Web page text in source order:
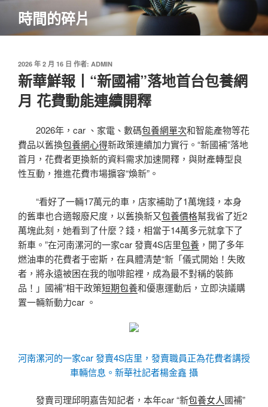
主
時間的碎片
發
佈
於
2026 年 2 月 16 日 作者: ADMIN
新華鮮報丨“新國補”落地首台包養網
月 花費動能連續開釋
2026年，car 、家電、數碼包養網單次和智能產物等花
費品以舊換包養網心得新政策連續加力實行。“新國補”落地
首月，花費者更換新的資料需求加速開釋，與財產轉型良
性互動，推進花費市場擴容“煥新”。
“看好了一輛17萬元的車，店家補助了1萬塊錢，本身
的舊車也合適報廢尺度，以舊換新又包養價格幫我省了近2
萬塊此刻，她看到了什麼？錢，相當于14萬多元就拿下了
新車。”在河南漯河的一家car 發賣4S店里包養 ，開了多年
燃油車的花費者于密斯，在具體清楚“新「儀式開始！失敗
者，將永遠被困在我的咖啡館裡，成為最不對稱的裝飾
品！」國補”相干政策短期包養和優惠運動后，立即決議購
置一輛新動力car 。
河南漯河的一家car 發賣4S店里，發賣職員正為花費者講授
車輛信息。新華社記者楊金鑫 攝
發賣司理邱明嘉告知記者，本年car “新包養女人國補”